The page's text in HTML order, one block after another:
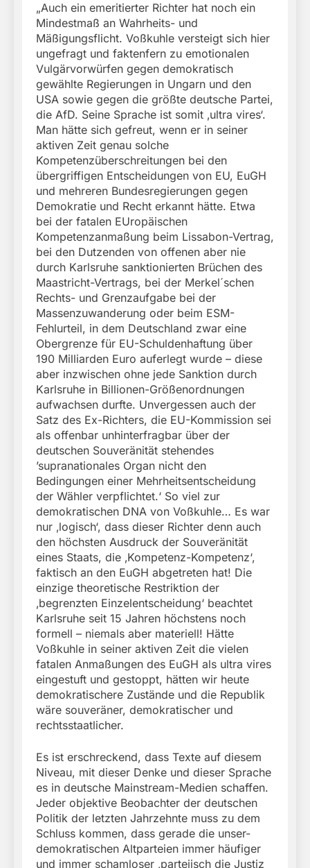
„Auch ein emeritierter Richter hat noch ein
Mindestmaß an Wahrheits- und
Mäßigungsflicht. Voßkuhle versteigt sich hier
ungefragt und faktenfern zu emotionalen
Vulgärvorwürfen gegen demokratisch
gewählte Regierungen in Ungarn und den
USA sowie gegen die größte deutsche Partei,
die AfD. Seine Sprache ist somit ‚ultra vires‘.
Man hätte sich gefreut, wenn er in seiner
aktiven Zeit genau solche
Kompetenzüberschreitungen bei den
übergriffigen Entscheidungen von EU, EuGH
und mehreren Bundesregierungen gegen
Demokratie und Recht erkannt hätte. Etwa
bei der fatalen EUropäischen
Kompetenzanmaßung beim Lissabon-Vertrag,
bei den Dutzenden von offenen aber nie
durch Karlsruhe sanktionierten Brüchen des
Maastricht-Vertrags, bei der Merkel´schen
Rechts- und Grenzaufgabe bei der
Massenzuwanderung oder beim ESM-
Fehlurteil, in dem Deutschland zwar eine
Obergrenze für EU-Schuldenhaftung über
190 Milliarden Euro auferlegt wurde – diese
aber inzwischen ohne jede Sanktion durch
Karlsruhe in Billionen-Größenordnungen
aufwachsen durfte. Unvergessen auch der
Satz des Ex-Richters, die EU-Kommission sei
als offenbar unhinterfragbar über der
deutschen Souveränität stehendes
’supranationales Organ nicht den
Bedingungen einer Mehrheitsentscheidung
der Wähler verpflichtet.‘ So viel zur
demokratischen DNA von Voßkuhle… Es war
nur ‚logisch‘, dass dieser Richter denn auch
den höchsten Ausdruck der Souveränität
eines Staats, die ‚Kompetenz-Kompetenz‘,
faktisch an den EuGH abgetreten hat! Die
einzige theoretische Restriktion der
‚begrenzten Einzelentscheidung‘ beachtet
Karlsruhe seit 15 Jahren höchstens noch
formell – niemals aber materiell! Hätte
Voßkuhle in seiner aktiven Zeit die vielen
fatalen Anmaßungen des EuGH als ultra vires
eingestuft und gestoppt, hätten wir heute
demokratischere Zustände und die Republik
wäre souveräner, demokratischer und
rechtsstaatlicher.
Es ist erschreckend, dass Texte auf diesem
Niveau, mit dieser Denke und dieser Sprache
es in deutsche Mainstream-Medien schaffen.
Jeder objektive Beobachter der deutschen
Politik der letzten Jahrzehnte muss zu dem
Schluss kommen, dass gerade die unser-
demokratischen Altparteien immer häufiger
und immer schamloser ‚parteiisch die Justiz